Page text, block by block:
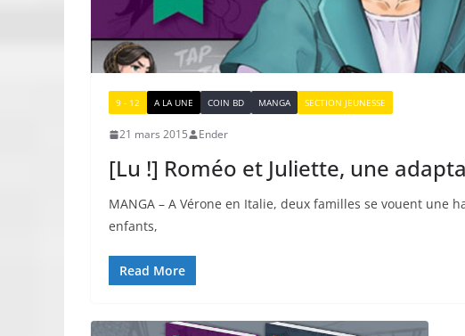
9 - 12 A LA UNE COIN BD MANGA SECTION JEUNESSE
21 mars 2015 Ender
[Lu !] Roméo et Juliette, une
MANGA – A Vérone en Italie, deux familles se vouent une
enfants,
Read More